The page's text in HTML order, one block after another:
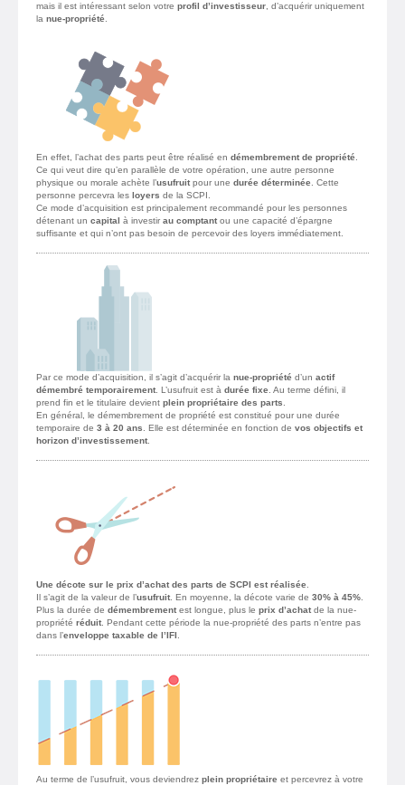
mais il est intéressant selon votre profil d’investisseur , d’acquérir uniquement
la nue-propriété
En effet, l’achat des parts peut être réalisé en démembrement de propriété
Ce qui veut dire qu’en parallèle de votre opération, une autre personne
physique ou morale achète l’usufruit pour une durée déterminée . Cette
personne percevra les loyers de la SCPI.
Ce mode d’acquisition est principalement recommandé pour les personnes
détenant un capital à investir au comptant ou une capacité d’épargne
suffisante et qui n’ont pas besoin de percevoir des loyers immédiatement.
Par ce mode d’acquisition, il s’agit d’acquérir la nue-propriété d’un actif
démembré temporairement . L’usufruit est à durée fixe . Au terme défini, il
prend fin et le titulaire devient plein propriétaire des parts
En général, le démembrement de propriété est constitué pour une durée
temporaire de 3 à 20 ans . Elle est déterminée en fonction de vos objectifs et
horizon d’investissement
Une décote sur le prix d’achat des parts de SCPI est réalisée
Il s’agit de la valeur de l’usufruit . En moyenne, la décote varie de 30% à 45%
Plus la durée de démembrement est longue, plus le prix d’achat de la nue-
propriété réduit . Pendant cette période la nue-propriété des parts n’entre pas
dans l’enveloppe taxable de l’IFI
Au terme de l’usufruit, vous deviendrez plein propriétaire et percevrez à votre